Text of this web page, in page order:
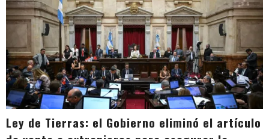
Ley de Tierras: el Gobierno eliminó el artículo